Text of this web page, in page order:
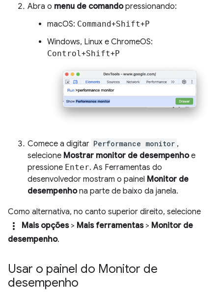
Abra o menu de comandopressionando:
macOS: Command+Shift+P
Windows, Linux e ChromeOS:
Control+Shift+P
Comece a digitar Performance monitor ,
selecione Mostrar monitor de desempenhoe
pressione Enter. As Ferramentas do
desenvolvedor mostram o painel Monitor de
desempenhona parte de baixo da janela.
Como alternativa, no canto superior direito, selecione
more_vert Mais opções> Mais ferramentas> Monitor de
desempenho.
Usar o painel do Monitor de
desempenho